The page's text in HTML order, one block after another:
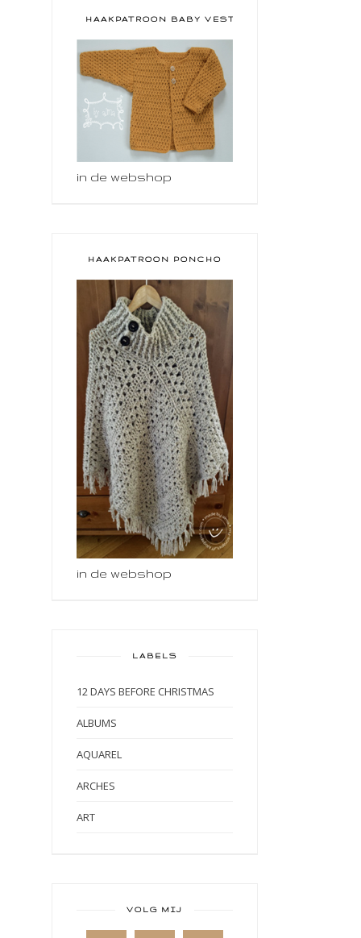
HAAKPATROON BABY VESTJE
in de webshop
HAAKPATROON PONCHO
in de webshop
LABELS
12 DAYS BEFORE CHRISTMAS
ALBUMS
AQUAREL
ARCHES
ART
VOLG MIJ